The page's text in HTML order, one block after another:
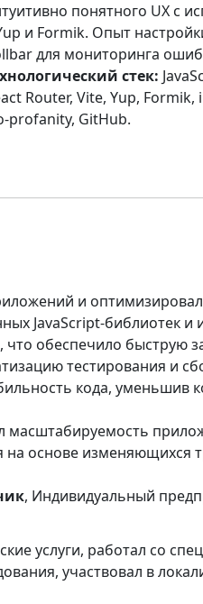
понятного UX с
и Formik. Опыт
для мониторинга
стек:
Router, Vite, Yup,
profanity, GitHub.
и
JavaScript-библиотек и
обеспечило быструю
тестирования и
кода, уменьшив
масштабируемость
основе изменяющихся
, Индивидуальный
услуги, работал со
участвовал в